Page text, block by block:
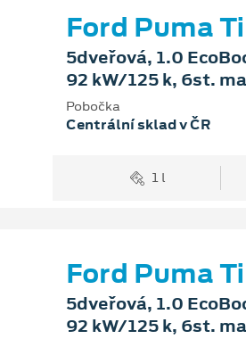
Ford Puma
5dveřová, 1.0
92 kW/125 k, 6st.
Pobočka
Centrální sklad v ČR
1 l
Ford Puma
5dveřová, 1.0
92 kW/125 k, 6st.